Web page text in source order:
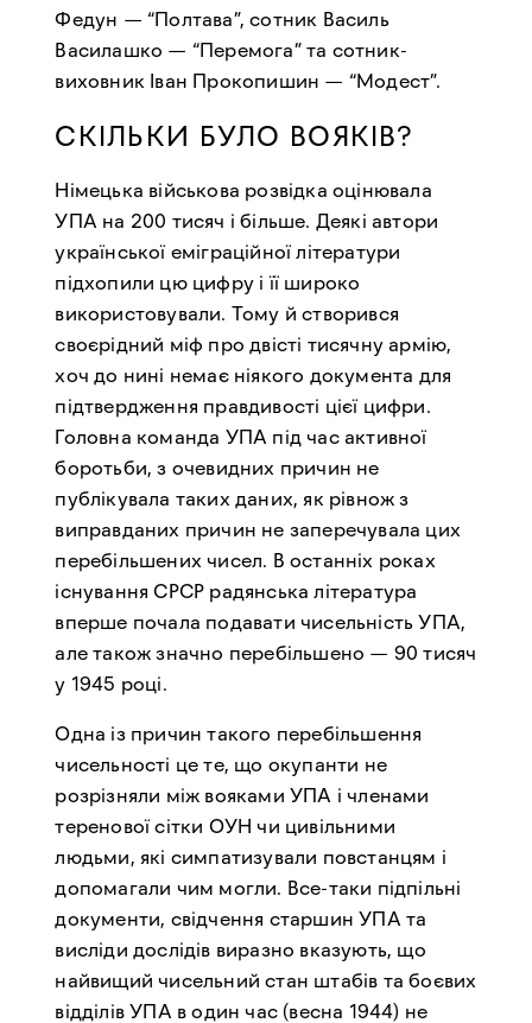
Федун — “Полтава”, сотник Василь
Василашко — “Перемога” та сотник-
виховник Іван Прокопишин — “Модест”.
СКІЛЬКИ БУЛО ВОЯКІВ?
Німецька військова розвідка оцінювала
УПА на 200 тисяч і більше. Деякі автори
української еміграційної літератури
підхопили цю цифру і її широко
використовували. Тому й створився
своєрідний міф про двісті тисячну армію,
хоч до нині немає ніякого документа для
підтвердження правдивості цієї цифри.
Головна команда УПА під час активної
боротьби, з очевидних причин не
публікувала таких даних, як рівнож з
виправданих причин не заперечувала цих
перебільшених чисел. В останніх роках
існування СРСР радянська література
вперше почала подавати чисельність УПА,
але також значно перебільшено — 90 тисяч
у 1945 році.
Одна із причин такого перебільшення
чисельності це те, що окупанти не
розрізняли між вояками УПА і членами
теренової сітки ОУН чи цивільними
людьми, які симпатизували повстанцям і
допомагали чим могли. Все-таки підпільні
документи, свідчення старшин УПА та
висліди дослідів виразно вказують, що
найвищий чисельний стан штабів та боєвих
відділів УПА в один час (весна 1944) не